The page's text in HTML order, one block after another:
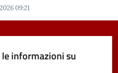
09:21
informazioni su